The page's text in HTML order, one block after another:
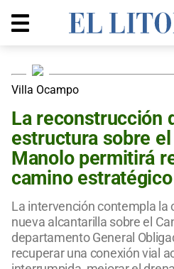
Villa Ocampo
La reconstrucción
estructura sobre el
Manolo permitirá
camino estratégico
La intervención contempla la
nueva alcantarilla sobre el
departamento General
recuperar una conexión vial